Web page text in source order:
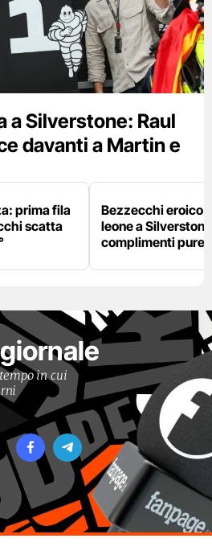
a Silverstone: Raul
davanti a Martin e
prima fila
scatta
Bezzecchi eroico
leone a
complimenti pure
in cui